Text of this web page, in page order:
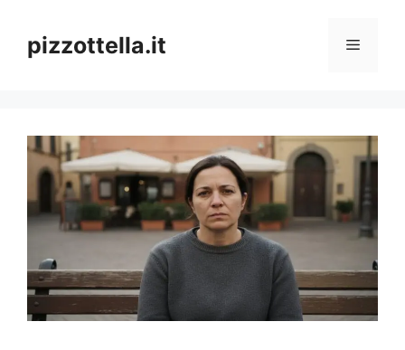
contenuto
pizzottella.it Menu